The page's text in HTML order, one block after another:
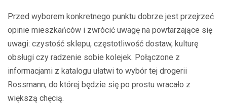
Przed wyborem konkretnego punktu dobrze jest przejrzeć
opinie mieszkańców i zwrócić uwagę na powtarzające się
uwagi: czystość sklepu, częstotliwość dostaw, kulturę
obsługi czy radzenie sobie kolejek. Połączone z
informacjami z katalogu ułatwi to wybór tej drogerii
Rossmann, do której będzie się po prostu wracało z
większą chęcią.